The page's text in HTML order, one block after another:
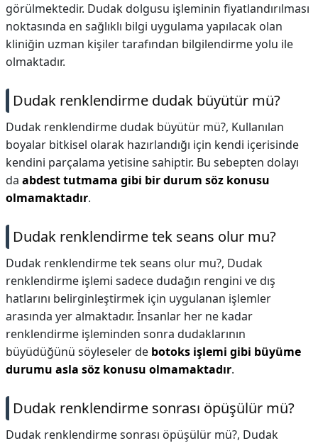
görülmektedir. Dudak dolgusu işleminin fiyatlandırılması
noktasında en sağlıklı bilgi uygulama yapılacak olan
kliniğin uzman kişiler tarafından bilgilendirme yolu ile
olmaktadır.
Dudak renklendirme dudak büyütür mü?
Dudak renklendirme dudak büyütür mü?, Kullanılan
boyalar bitkisel olarak hazırlandığı için kendi içerisinde
kendini parçalama yetisine sahiptir. Bu sebepten dolayı
da abdest tutmama gibi bir durum söz konusu
olmamaktadır.
Dudak renklendirme tek seans olur mu?
Dudak renklendirme tek seans olur mu?, Dudak
renklendirme işlemi sadece dudağın rengini ve dış
hatlarını belirginleştirmek için uygulanan işlemler
arasında yer almaktadır. İnsanlar her ne kadar
renklendirme işleminden sonra dudaklarının
büyüdüğünü söyleseler de botoks işlemi gibi büyüme
durumu asla söz konusu olmamaktadır.
Dudak renklendirme sonrası öpüşülür mü?
Dudak renklendirme sonrası öpüşülür mü?, Dudak